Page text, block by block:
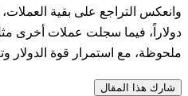
دولاراً، فيما سجلت عملات أخرى
ملحوظة، مع استمرار قوة الدولار
شارك هذا المقال